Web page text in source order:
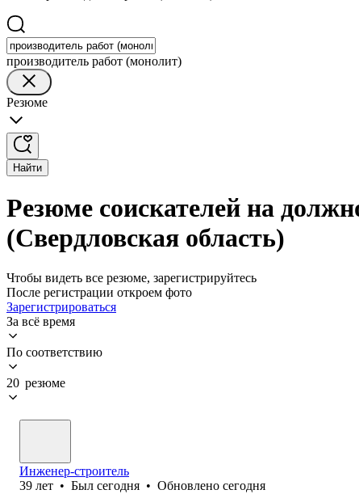
производитель работ (монолит)
Резюме
Найти
Резюме соискателей на
(Свердловская область)
Чтобы видеть все резюме, зарегистрируйтесь
После регистрации откроем фото
Зарегистрироваться
За всё время
По соответствию
20 резюме
Инженер-строитель
39 лет • Был сегодня • Обновлено сегодня